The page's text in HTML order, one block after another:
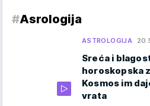
#Asrologija
ASTROLOGIJA
Sreća i
horoskopska
Kosmos im
vrata